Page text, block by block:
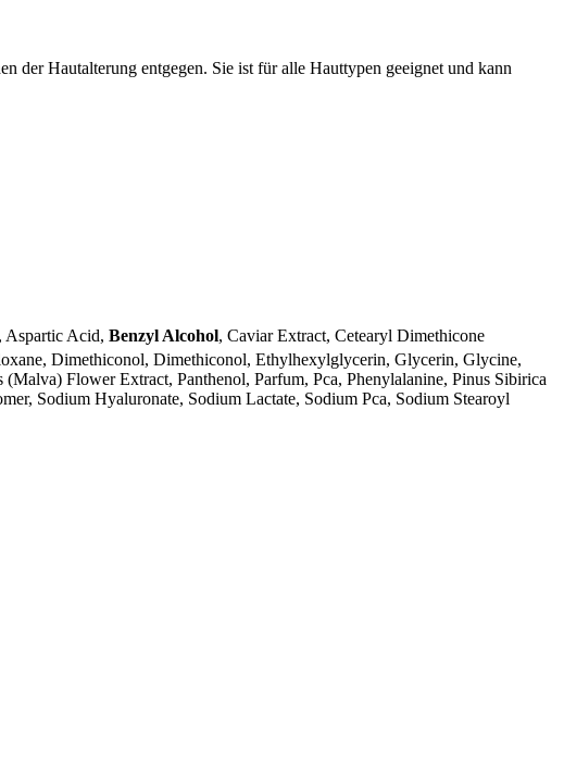
der Hautalterung entgegen. Sie ist für alle Hauttypen geeignet und kann
Aspartic Acid, Benzyl Alcohol, Caviar Extract, Cetearyl Dimethicone
Dimethiconol, Dimethiconol, Ethylhexylglycerin, Glycerin, Glycine,
Flower Extract, Panthenol, Parfum, Pca, Phenylalanine, Pinus Sibirica
Sodium Hyaluronate, Sodium Lactate, Sodium Pca, Sodium Stearoyl